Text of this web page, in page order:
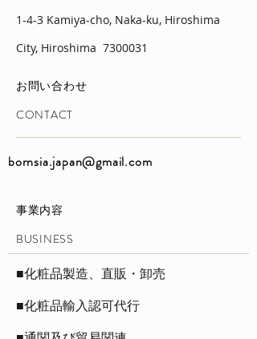
1-4-3 Kamiya-cho, Naka-ku, Hiroshima
City, Hiroshima 7300031
お問い合わせ
​CONTACT
bornsia.japan@gmail.com
事業内容
​BUSINESS
■化粧品製造、直販・卸売
■化粧品輸入認可代行